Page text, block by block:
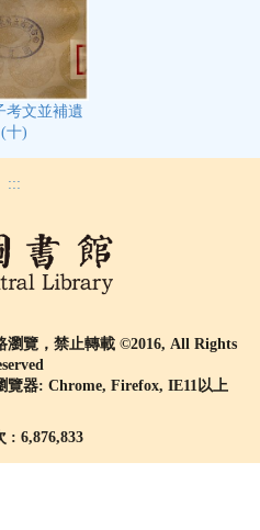
考文並補遺
(十)
:::
瀏覽，禁止轉載 ©2016, All Rights
器: Chrome, Firefox, IE11以上
: 6,876,833